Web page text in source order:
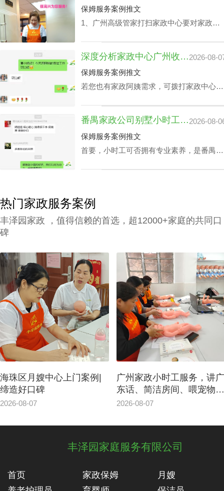
保姆服务案例推文
1、广州高级管家打扫家政中心要对家政管
职。 2、为保障客户权利，需对家政管家做
一丝不苟背景调查，完成实名核查、犯罪记
录验证、个人信用报告查询等。 3、广州高
选项，为所有的顾客筹办家政管家方案。
4、要与所有的顾客签署条约，提供项目及
广州家政中心流程价位需列明。
深度分析家政中心广州收费与业务技能专长关系2026-08-
保姆服务案例推文
若您也有家政阿姨需求，可拨打家政中心广
姨。
番禺家政公司别墅小时工收费会因雇主要求而变动？2026-08-
保姆服务案例推文
首要，小时工可否拥有专业素养，是番禺家
公司别墅小时工收费都是紧密依赖的。
热门家政服务案例
丰泽园家政 ，值得信赖的首选，超12000+家庭的共同口
碑
海珠区月嫂中心上门案例|
缔造好口碑
2026-08-07
广州家政小时工服务，讲广
东话、简洁房间、喂宠物吃
东西
2026-08-07
丰泽园家庭服务有限公司
首页 家政保姆
月嫂